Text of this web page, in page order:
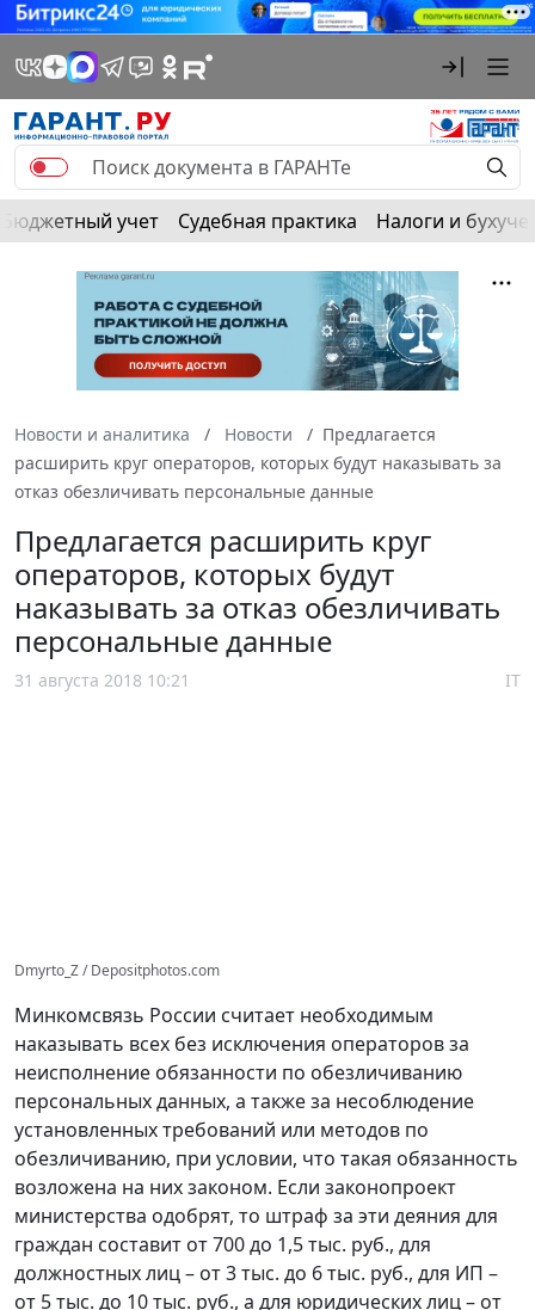
Бюджетный учет Судебная практика Налоги и
Новости и аналитика Новости
Предлагается
расширить круг операторов, которых будут наказывать за
отказ обезличивать персональные данные
Предлагается расширить круг
операторов, которых будут
наказывать за отказ обезличивать
персональные данные
31 августа 2018 10:21 IT
Dmyrto_Z / Depositphotos.com
Минкомсвязь России считает необходимым
наказывать всех без исключения операторов за
неисполнение обязанности по обезличиванию
персональных данных, а также за несоблюдение
установленных требований или методов по
обезличиванию, при условии, что такая обязанность
возложена на них законом. Если законопроект
министерства одобрят, то штраф за эти деяния для
граждан составит от 700 до 1,5 тыс. руб., для
должностных лиц – от 3 тыс. до 6 тыс. руб., для ИП –
от 5 тыс. до 10 тыс. руб., а для юридических лиц – от